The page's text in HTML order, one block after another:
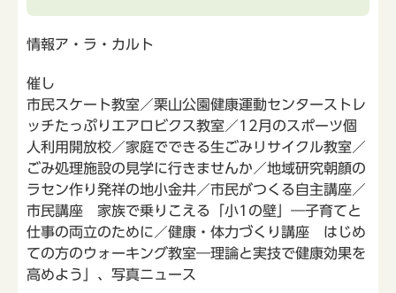
情報ア・ラ・カルト
催し
市民スケート教室／栗山公園健康運動センターストレ
ッチたっぷりエアロビクス教室／12月のスポーツ個
人利用開放校／家庭でできる生ごみリサイクル教室／
ごみ処理施設の見学に行きませんか／地域研究朝顔の
ラセン作り発祥の地小金井／市民がつくる自主講座／
市民講座 家族で乗りこえる「小1の壁」―子育てと
仕事の両立のために／健康・体力づくり講座 はじめ
ての方のウォーキング教室―理論と実技で健康効果を
高めよう」、写真ニュース